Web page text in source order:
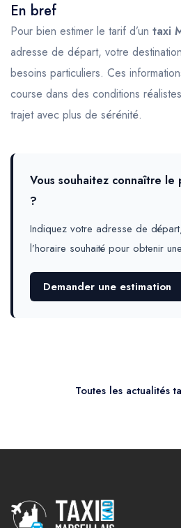
En bref
Pour bien estimer le tarif d’un taxi
adresse de départ, votre
besoins particuliers. Ces
course dans des conditions
trajet avec plus de sérénité.
Vous souhaitez connaître
?
Indiquez votre adresse de
l’horaire souhaité pour obtenir
Demander une estimation
Toutes les actualités